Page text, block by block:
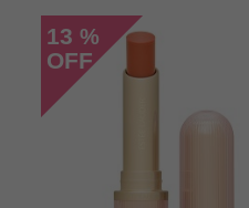
13 %
OFF